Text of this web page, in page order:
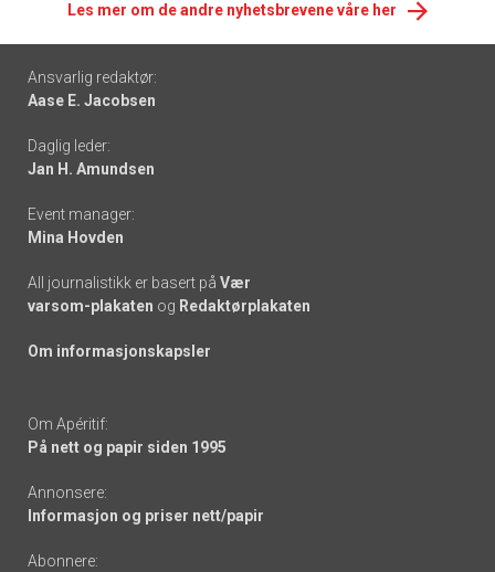
Les mer om de andre nyhetsbrevene våre her
Footer
-
links
Ansvarlig redaktør:
Aase E. Jacobsen
Daglig leder:
Jan H. Amundsen
Event manager:
Mina Hovden
All journalistikk er basert på Vær
varsom-plakaten og Redaktørplakaten
Om informasjonskapsler
Om Apéritif:
På nett og papir siden 1995
Annonsere:
Informasjon og priser nett/papir
Abonnere: